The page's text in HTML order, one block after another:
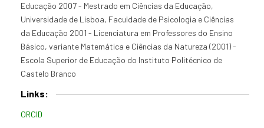
Educação 2007 - Mestrado em Ciências da Educação,
Universidade de Lisboa, Faculdade de Psicologia e Ciências
da Educação 2001 - Licenciatura em Professores do Ensino
Básico, variante Matemática e Ciências da Natureza (2001) -
Escola Superior de Educação do Instituto Politécnico de
Castelo Branco
Links:
ORCID